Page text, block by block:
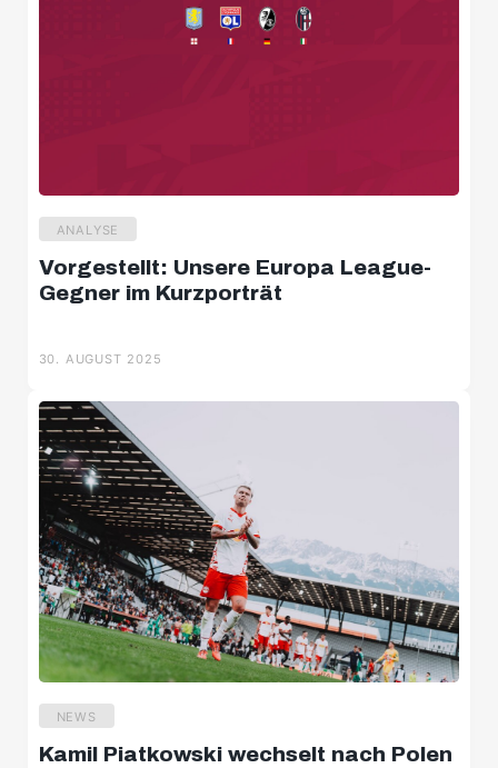
ANALYSE
Vorgestellt: Unsere Europa League-
Gegner im Kurzporträt
30. AUGUST 2025
NEWS
Kamil Piatkowski wechselt nach Polen